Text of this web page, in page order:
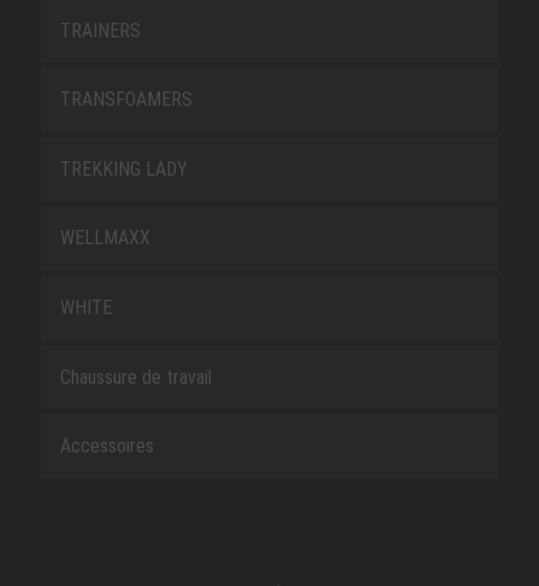
TRAINERS
TRANSFOAMERS
TREKKING LADY
WELLMAXX
WHITE
Chaussure de travail
Accessoires